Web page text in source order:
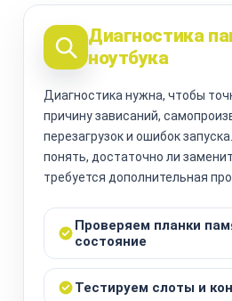
Диагностика
ноутбука
Диагностика нужна, чтобы
причину зависаний,
перезагрузок и ошибок
понять, достаточно ли
требуется дополнительная
Проверяем планки
состояние
Тестируем слоты и